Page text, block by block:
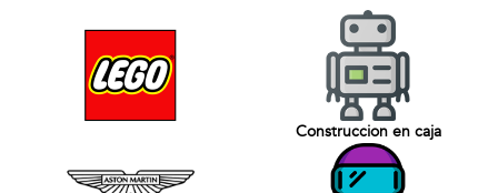
Construccion en caja